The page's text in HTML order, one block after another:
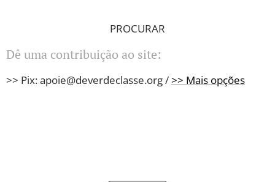
PROCURAR
Dê uma contribuição ao site:
>> Pix: apoie@deverdeclasse.org />> Mais opções